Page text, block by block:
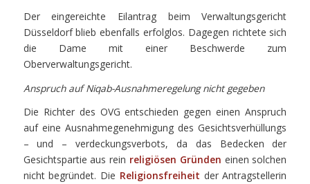
Der eingereichte Eilantrag beim Verwaltungsgericht
Düsseldorf blieb ebenfalls erfolglos. Dagegen richtete sich
die Dame mit einer Beschwerde zum
Oberverwaltungsgericht.
Anspruch auf Niqab-Ausnahmeregelung nicht gegeben
Die Richter des OVG entschieden gegen einen Anspruch
auf eine Ausnahmegenehmigung des Gesichtsverhüllungs
– und – verdeckungsverbots, da das Bedecken der
Gesichtspartie aus rein religiösen Gründen einen solchen
nicht begründet. Die Religionsfreiheit der Antragstellerin